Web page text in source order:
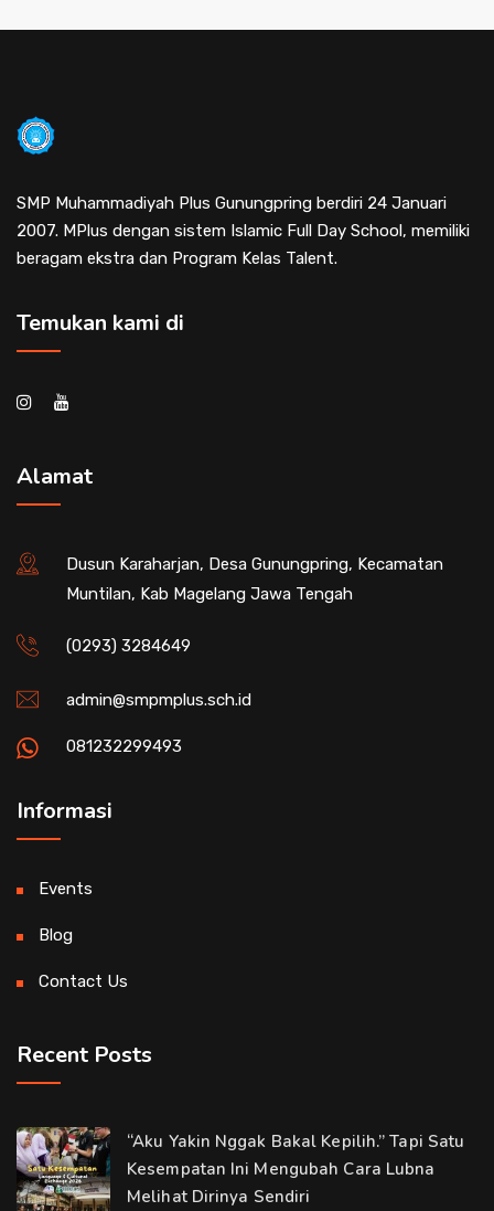
SMP Muhammadiyah Plus Gunungpring berdiri 24 Januari
2007. MPlus dengan sistem Islamic Full Day School, memiliki
beragam ekstra dan Program Kelas Talent.
Temukan kami di
Alamat
Dusun Karaharjan, Desa Gunungpring, Kecamatan
Muntilan, Kab Magelang Jawa Tengah
(0293) 3284649
admin@smpmplus.sch.id
081232299493
Informasi
Events
Blog
Contact Us
Recent Posts
“Aku Yakin Nggak Bakal Kepilih.” Tapi Satu
Kesempatan Ini Mengubah Cara Lubna
Melihat Dirinya Sendiri